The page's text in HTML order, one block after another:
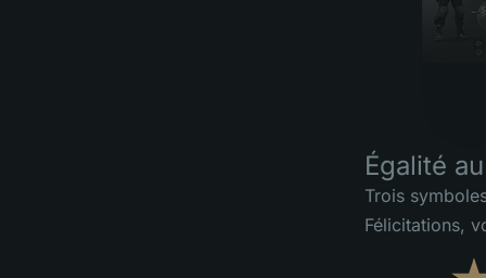
Égalité
Trois
Félicitations,